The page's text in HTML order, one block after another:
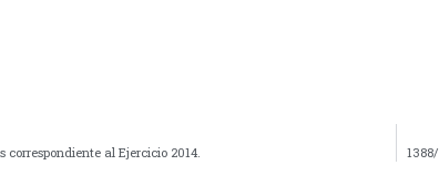
al Ejercicio 2014.